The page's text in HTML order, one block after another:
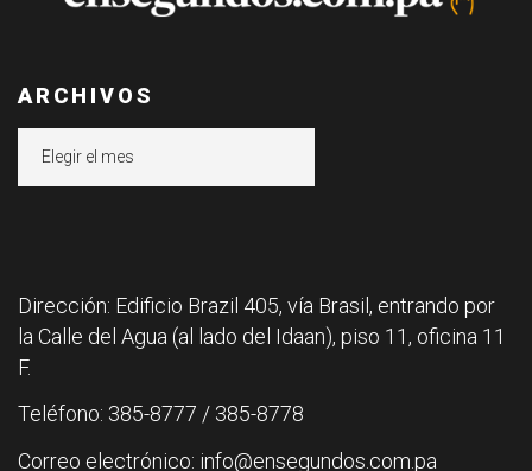
ARCHIVOS
Dirección: Edificio Brazil 405, vía Brasil, entrando por
la Calle del Agua (al lado del Idaan), piso 11, oficina 11
F.
Teléfono: 385-8777 / 385-8778
Correo electrónico: info@ensegundos.com.pa